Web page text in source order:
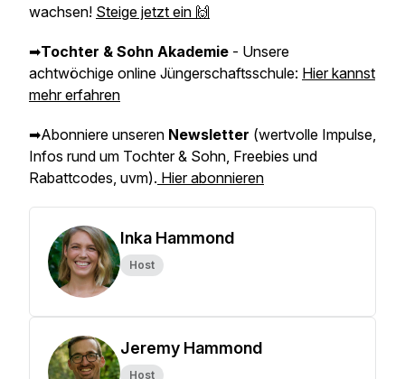
wachsen! Steige jetzt ein 🙌
➡Tochter & Sohn Akademie - Unsere
achtwöchige online Jüngerschaftsschule: Hier kannst
mehr erfahren
➡Abonniere unseren Newsletter (wertvolle Impulse,
Infos rund um Tochter & Sohn, Freebies und
Rabattcodes, uvm). Hier abonnieren
Inka Hammond
Host
Jeremy Hammond
Host